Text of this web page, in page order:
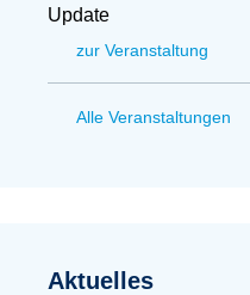
Update
zur Veranstaltung
Alle Veranstaltungen
Aktuelles